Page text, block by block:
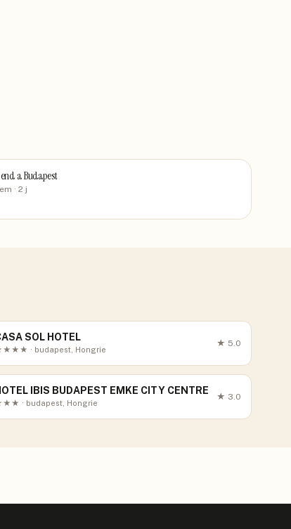
a Budapest
· 2 j
SOL HOTEL
· budapest, Hongrie
★ 5.0
IBIS BUDAPEST EMKE CITY CENTRE
· budapest, Hongrie
★ 3.0